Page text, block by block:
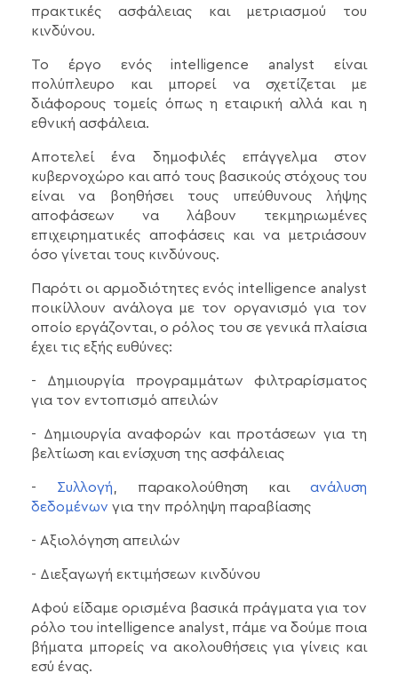
πρακτικές ασφάλειας και μετριασμού του
κινδύνου.
Το έργο ενός intelligence analyst είναι
πολύπλευρο και μπορεί να σχετίζεται με
διάφορους τομείς όπως η εταιρική αλλά και η
εθνική ασφάλεια.
Αποτελεί ένα δημοφιλές επάγγελμα στον
κυβερνοχώρο και από τους βασικούς στόχους του
είναι να βοηθήσει τους υπεύθυνους λήψης
αποφάσεων να λάβουν τεκμηριωμένες
επιχειρηματικές αποφάσεις και να μετριάσουν
όσο γίνεται τους κινδύνους.
Παρότι οι αρμοδιότητες ενός intelligence analyst
ποικίλλουν ανάλογα με τον οργανισμό για τον
οποίο εργάζονται, ο ρόλος του σε γενικά πλαίσια
έχει τις εξής ευθύνες:
- Δημιουργία προγραμμάτων φιλτραρίσματος
για τον εντοπισμό απειλών
- Δημιουργία αναφορών και προτάσεων για τη
βελτίωση και ενίσχυση της ασφάλειας
- Συλλογή , παρακολούθηση και ανάλυση
δεδομένων για την πρόληψη παραβίασης
- Αξιολόγηση απειλών
- Διεξαγωγή εκτιμήσεων κινδύνου
Αφού είδαμε ορισμένα βασικά πράγματα για τον
ρόλο του intelligence analyst, πάμε να δούμε ποια
βήματα μπορείς να ακολουθήσεις για γίνεις και
εσύ ένας.